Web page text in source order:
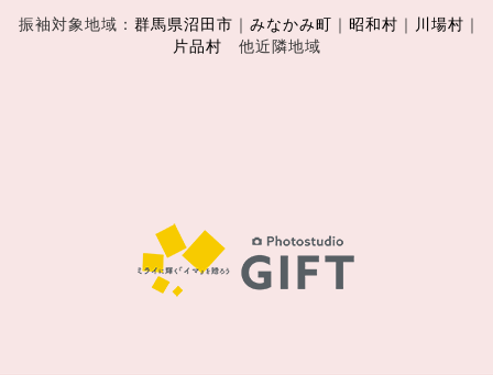
振袖対象地域： 群馬県沼田市 ｜ みなかみ町 ｜ 昭和村 ｜ 川場村 ｜
片品村 他近隣地域